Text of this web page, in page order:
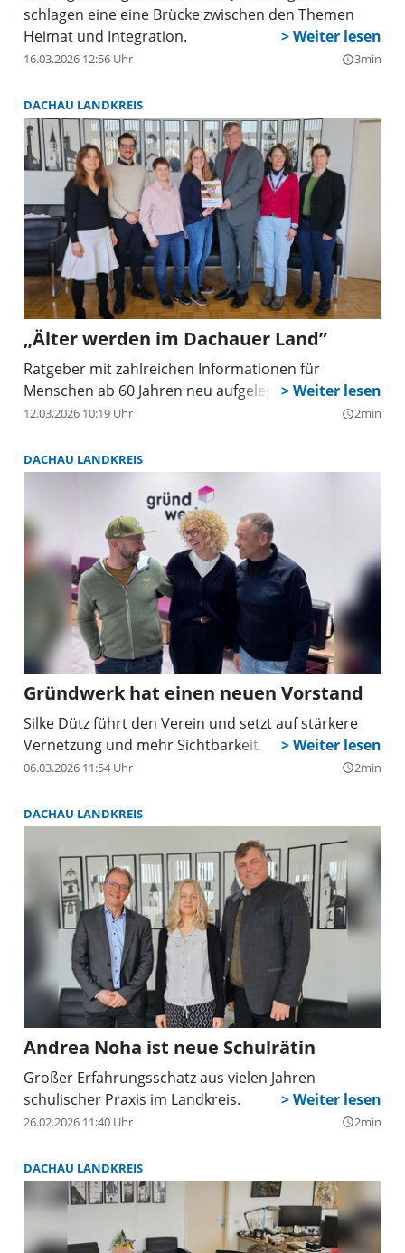
schlagen eine eine Brücke zwischen den Themen
Heimat und Integration.
16.03.2026 12:56 Uhr query_builder3min
DACHAU LANDKREIS
„Älter werden im Dachauer Land”
Ratgeber mit zahlreichen Informationen für
Menschen ab 60 Jahren neu aufgelegt.
12.03.2026 10:19 Uhr query_builder2min
DACHAU LANDKREIS
Gründwerk hat einen neuen Vorstand
Silke Dütz führt den Verein und setzt auf stärkere
Vernetzung und mehr Sichtbarkeit.
06.03.2026 11:54 Uhr query_builder2min
DACHAU LANDKREIS
Andrea Noha ist neue Schulrätin
Großer Erfahrungsschatz aus vielen Jahren
schulischer Praxis im Landkreis.
26.02.2026 11:40 Uhr query_builder2min
DACHAU LANDKREIS